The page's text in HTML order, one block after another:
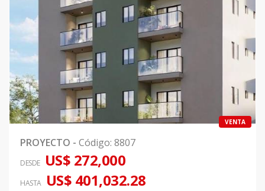
VENTA
PROYECTO - Código: 8807
DESDE US$ 272,000
HASTA US$ 401,032.28